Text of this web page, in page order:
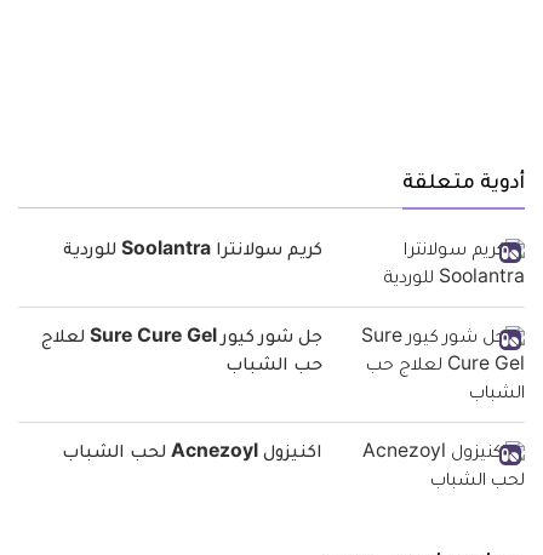
أدوية متعلقة
كريم سولانترا Soolantra للوردية
جل شور كيور Sure Cure Gel لعلاج
حب الشباب
اكنيزول Acnezoyl لحب الشباب